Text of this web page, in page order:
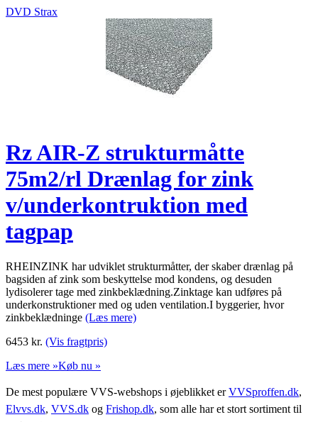
DVD Strax
Rz AIR-Z strukturmåtte
75m2/rl Drænlag for zink
v/underkontruktion med
tagpap
RHEINZINK har udviklet strukturmåtter, der skaber drænlag på
bagsiden af zink som beskyttelse mod kondens, og desuden
lydisolerer tage med zinkbeklædning.Zinktage kan udføres på
underkonstruktioner med og uden ventilation.I byggerier, hvor
zinkbeklædninge (Læs mere)
6453 kr. (Vis fragtpris)
Læs mere »Køb nu »
De mest populære VVS-webshops i øjeblikket erVVSproffen.dk,
Elvvs.dk, VVS.dk og Frishop.dk, som alle har et stort sortiment til